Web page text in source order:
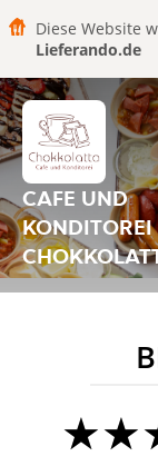
Diese Website
Lieferando.de
CAFE UND
KONDITOREI